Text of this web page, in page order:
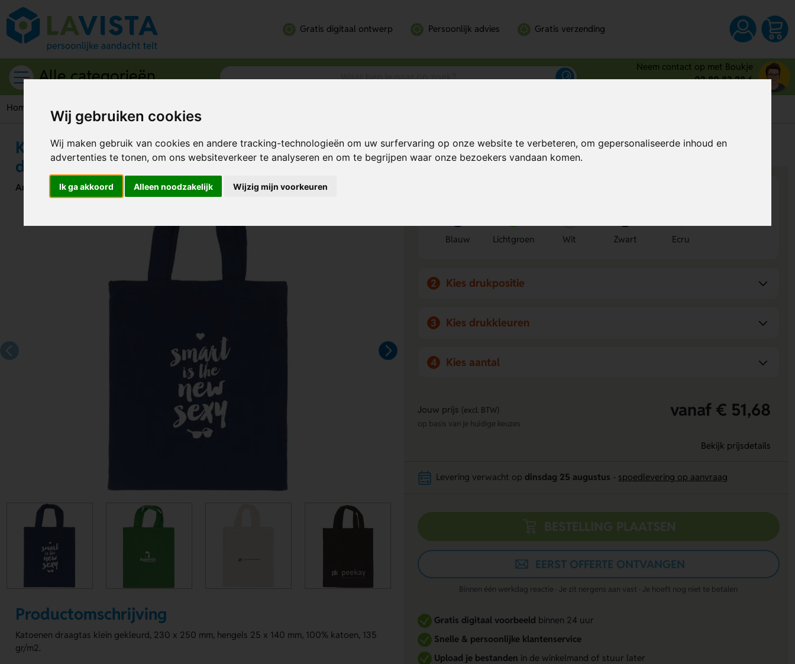
Wij gebruiken cookies
Wij maken gebruik van cookies en andere tracking-technologieën om uw surfervaring op onze website te verbeteren, om gepersonaliseerde inhoud en
advertenties te tonen, om ons websiteverkeer te analyseren en om te begrijpen waar onze bezoekers vandaan komen.
Ik ga akkoord Alleen noodzakelijk Wijzig mijn voorkeuren
Gratis digitaal ontwerp Persoonlijk advies Gratis verzending
Alle categorieën
Neem contact op met Boukje
03 80 83 28 6
Home Draagtassen Boodschappentas
Katoenen draagtas klein gekleurd 135 gr/m2
donkerblauw
Artikelnummer:44891
Productomschrijving
Katoenen draagtas klein gekleurd, 230 x 250 mm, hengels 25 x 140 mm, 100% katoen, 135
gr/m2.
Bereken mijn prijs Al vanaf€ 0,77per stuk (excl. BTW)
Blauw Lichtgroen Wit Zwart Ecru
2 Kies drukpositie
3 Kies drukkleuren
4 Kies aantal
Jouw prijs (excl. BTW) vanaf € 51,68
op basis van je huidige keuzes
Bekijk prijsdetails
Levering verwacht op dinsdag 25 augustus spoedlevering op aanvraag
BESTELLING PLAATSEN
EERST OFFERTE ONTVANGEN
Binnen één werkdag reactie · Je zit nergens aan vast · Je hoeft nog niet te betalen
Gratis digitaal voorbeeld binnen 24 uur
Snelle & persoonlijke klantenservice
Upload je bestanden in de winkelmand of stuur later